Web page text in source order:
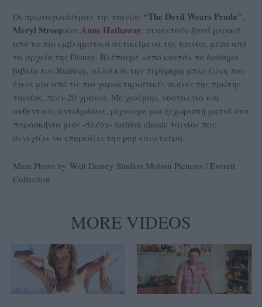
Οι πρωταγωνίστριες της ταινίας “The Devil Wears Prada”,
Meryl Streep και Anne Hathaway, συναντούν ξανά μερικά
από τα πιο εμβληματικά αντικείμενα της ταινίας μέσα από
τα αρχεία της Disney. Βλέπουμε «από κοντά» το διάσημο
βιβλίο του Runway, αλλά και την περίφημη μπλε ζώνη που
έγινε μία από τις πιο χαρακτηριστικές σκηνές της πρώτης
ταινίας, πριν 20 χρόνια. Με χιούμορ, νοσταλγία και
αυθεντικές αντιδράσεις, ρίχνουμε μια ξεχωριστή ματιά στα
παρασκήνια μιας -πλέον- fashion classic ταινίας που
συνεχίζει να επηρεάζει την pop κουλτούρα.
Main Photo by Walt Disney Studios Motion Pictures / Everett
Collection
MORE VIDEOS